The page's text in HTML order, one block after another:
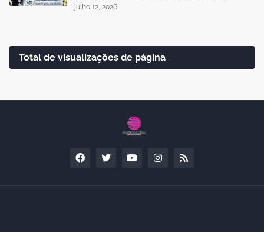
julho 12, 2026
Total de visualizações de página